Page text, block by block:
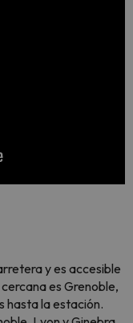
y es accesible
es Grenoble,
hasta la estación.